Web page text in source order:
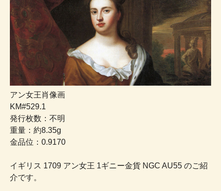
アン女王肖像画
KM#529.1
発行枚数：不明
重量：約8.35g
金品位：0.9170
イギリス 1709 アン女王 1ギニー金貨 NGC AU55 のご紹
介です。